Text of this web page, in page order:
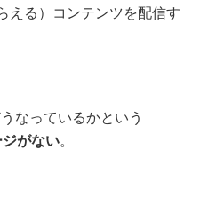
える）コンテンツを配信す
なっているかという
がない。